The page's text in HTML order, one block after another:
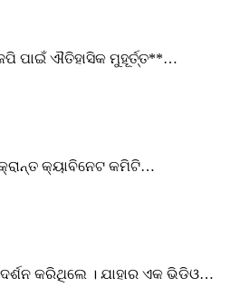
ପାଇଁ ଐତିହାସିକ ମୁହୂର୍ତ୍ତ**…
କ୍ୟାବିନେଟ କମିଟି…
କରିଥିଲେ । ଯାହାର ଏକ ଭିଡିଓ…